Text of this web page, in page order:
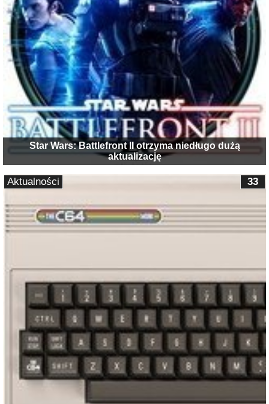
Star Wars: Battlefront II otrzyma niedługo dużą
aktualizację
33
Aktualności